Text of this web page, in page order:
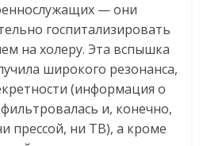
— они
госпитализировать
на холеру. Эта вспышка
широкого резонанса,
(информация о
и, конечно,
прессой, ни ТВ), а кроме